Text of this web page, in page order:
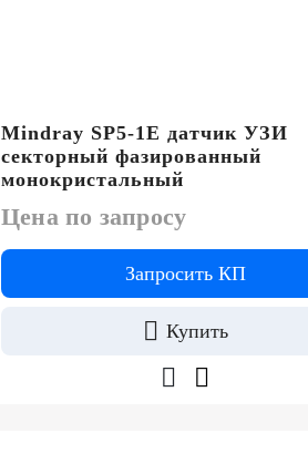
Mindray SP5-1E датчик УЗИ
секторный фазированный
монокристальный
Цена по запросу
Запросить КП
Купить